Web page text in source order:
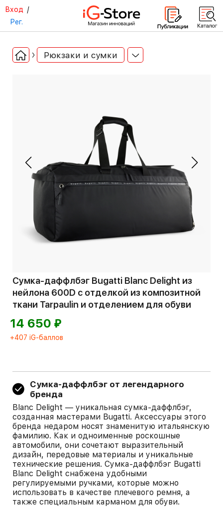
Вход /
Рег.
Рюкзаки и сумки
Сумка-даффлбэг Bugatti Blanc Delight из
нейлона 600D с отделкой из композитной
ткани Tarpaulin и отделением для обуви
14 650 ⃏
+407 iG-баллов
Cумка-даффлбэг от легендарного
бренда
Blanc Delight — уникальная сумка-даффлбэг,
созданная мастерами Bugatti. Аксессуары этого
бренда недаром носят знаменитую итальянскую
фамилию. Как и одноименные роскошные
автомобили, они сочетают выразительный
дизайн, передовые материалы и уникальные
технические решения. Сумка-даффлбэг Bugatti
Blanc Delight снабжена удобными
регулируемыми ручками, которые можно
использовать в качестве плечевого ремня, а
также специальным карманом для обуви.